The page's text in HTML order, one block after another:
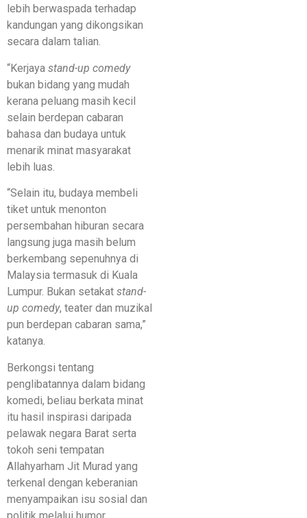
lebih berwaspada terhadap
kandungan yang dikongsikan
secara dalam talian.
“Kerjaya stand-up comedy
bukan bidang yang mudah
kerana peluang masih kecil
selain berdepan cabaran
bahasa dan budaya untuk
menarik minat masyarakat
lebih luas.
“Selain itu, budaya membeli
tiket untuk menonton
persembahan hiburan secara
langsung juga masih belum
berkembang sepenuhnya di
Malaysia termasuk di Kuala
Lumpur. Bukan setakat stand-
up comedy, teater dan muzikal
pun berdepan cabaran sama,”
katanya.
Berkongsi tentang
penglibatannya dalam bidang
komedi, beliau berkata minat
itu hasil inspirasi daripada
pelawak negara Barat serta
tokoh seni tempatan
Allahyarham Jit Murad yang
terkenal dengan keberanian
menyampaikan isu sosial dan
politik melalui humor.